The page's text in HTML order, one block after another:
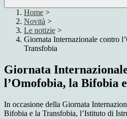
Home >
Novità >
Le notizie >
Giornata Internazionale contro
Transfobia
Giornata
l’Omofobia, la Bifobia
In occasione della Giornata
Bifobia e la Transfobia, l’Istituto di